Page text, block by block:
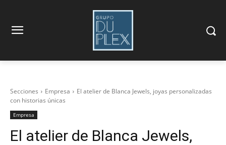
Secciones Empresa
El atelier de Blanca Jewels, joyas personalizadas
con historias únicas
Empresa
El atelier de Blanca Jewels,